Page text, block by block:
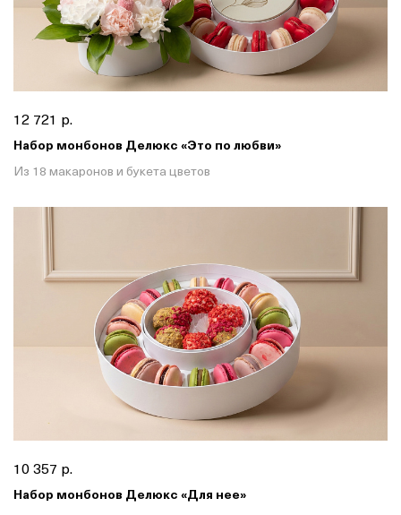
12 721 р.
Набор монбонов Делюкс «Это по любви»
Из 18 макаронов и букета цветов
10 357 р.
Набор монбонов Делюкс «Для нее»